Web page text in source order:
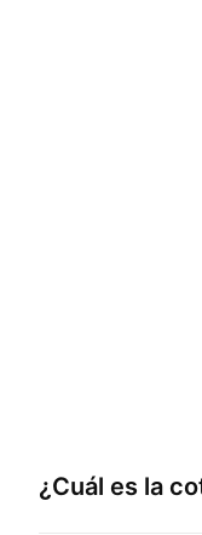
¿Cuál es la